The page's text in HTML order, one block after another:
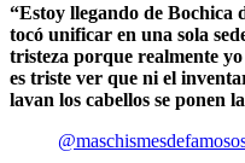
“Estoy llegando de Bochica
tocó unificar en una sola
tristeza porque realmente
es triste ver que ni el
lavan los cabellos se ponen